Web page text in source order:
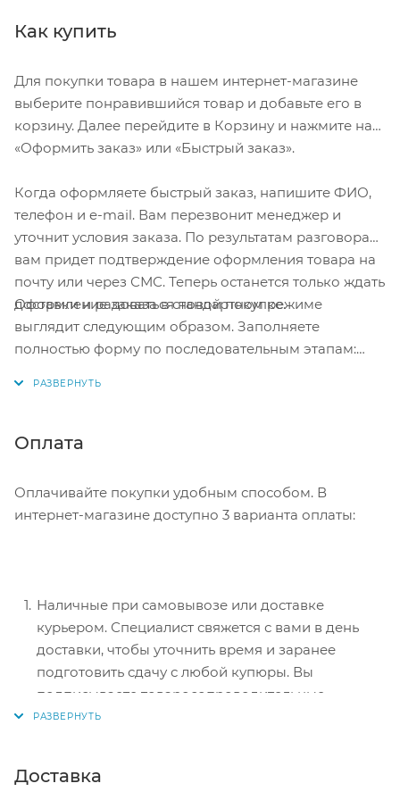
Как купить
Для покупки товара в нашем интернет-магазине
выберите понравившийся товар и добавьте его в
корзину. Далее перейдите в Корзину и нажмите на
«Оформить заказ» или «Быстрый заказ».
Когда оформляете быстрый заказ, напишите ФИО,
телефон и e-mail. Вам перезвонит менеджер и
уточнит условия заказа. По результатам разговора
вам придет подтверждение оформления товара на
почту или через СМС. Теперь останется только ждать
доставки и радоваться новой покупке.
Оформление заказа в стандартном режиме
выглядит следующим образом. Заполняете
полностью форму по последовательным этапам:
Нажмите кнопку «Оформить заказ».
Оплата
Оплачивайте покупки удобным способом. В
интернет-магазине доступно 3 варианта оплаты:
Наличные при самовывозе или доставке
курьером. Специалист свяжется с вами в день
доставки, чтобы уточнить время и заранее
подготовить сдачу с любой купюры. Вы
подписываете товаросопроводительные
документы, вносите денежные средства,
Доставка